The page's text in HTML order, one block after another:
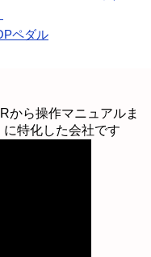
ペダル
から操作マニュアルま
特化した会社です